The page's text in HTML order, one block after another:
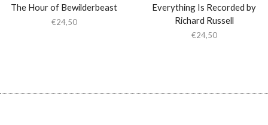
The Hour of Bewilderbeast
€24,50
Everything Is Recorded by
Richard Russell
€24,50